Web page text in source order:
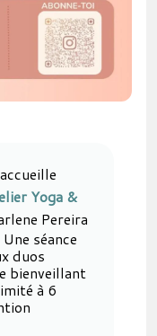
accueille
Yoga &
Pereira
séance
duos
bienveillant
à 6